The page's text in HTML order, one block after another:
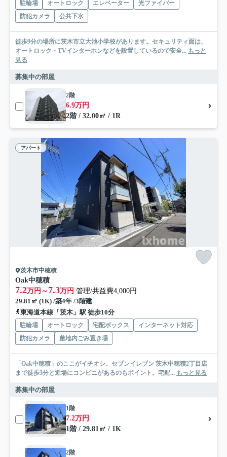
駐輪場 オートロック エレベーター
光ファイバー
防犯カメラ
公共下水
徒歩9分の場所に茨木市立大池小学校があります。セキュリティ面は、
オートロック・TVインターホンなどを設置しているので安全... もっと
見る
募集中の部屋
2階
6.9万円
2階 / 32.00㎡ / 1R
アパート
茨木市中穂積
Oak中穂積
7.2万円～ 7.3万円 管理/共益費4,000円
29.81㎡ (1K) /築4年 /3階建
東海道本線「茨木」駅 徒歩10分
駐輪場 オートロック 宅配ボックス
インターネット対応
防犯カメラ
敷地内ごみ置き場
「Oak中穂積」のここがイチオシ。セブンイレブン 茨木中穂積2丁目店
まで徒歩3分と近場にコンビニがあるのもポイント。宅配... もっと見る
募集中の部屋
1階
7.2万円
1階 / 29.81㎡ / 1K
2階